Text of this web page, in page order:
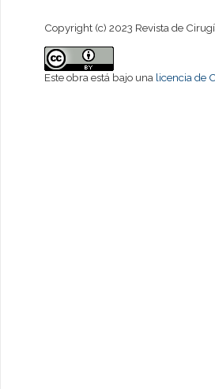
Copyright (c) 2023 Revista de
Este obra está bajo una licencia de